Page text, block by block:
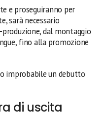
e proseguiranno per
sarà necessario
dal montaggio
fino alla promozione
improbabile un debutto
di uscita